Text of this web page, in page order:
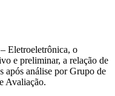
Eletroeletrônica, o
e preliminar, a relação de
após análise por Grupo de
Avaliação.